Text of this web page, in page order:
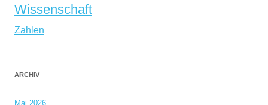
Wissenschaft
Zahlen
ARCHIV
Mai 2026